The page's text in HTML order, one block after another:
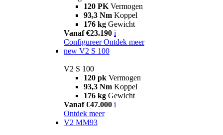
120 PK Vermogen
93,3 Nm Koppel
176 kg Gewicht
Vanaf €23.190 i
Configureer Ontdek meer
new V2 S 100
V2 S 100
120 pk Vermogen
93,3 Nm Koppel
176 kg Gewicht
Vanaf €47.000 i
Ontdek meer
V2 MM93